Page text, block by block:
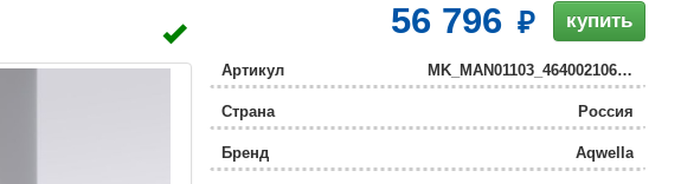
56 796 купить
Артикул MK_MAN01103_4640021065204
Страна Россия
Бренд Aqwella